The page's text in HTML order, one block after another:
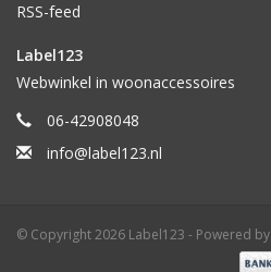
RSS-feed
Label123
Webwinkel in woonaccessoires
06-42908048
info@label123.nl
© Copyright 2026 Label123 - Powered by